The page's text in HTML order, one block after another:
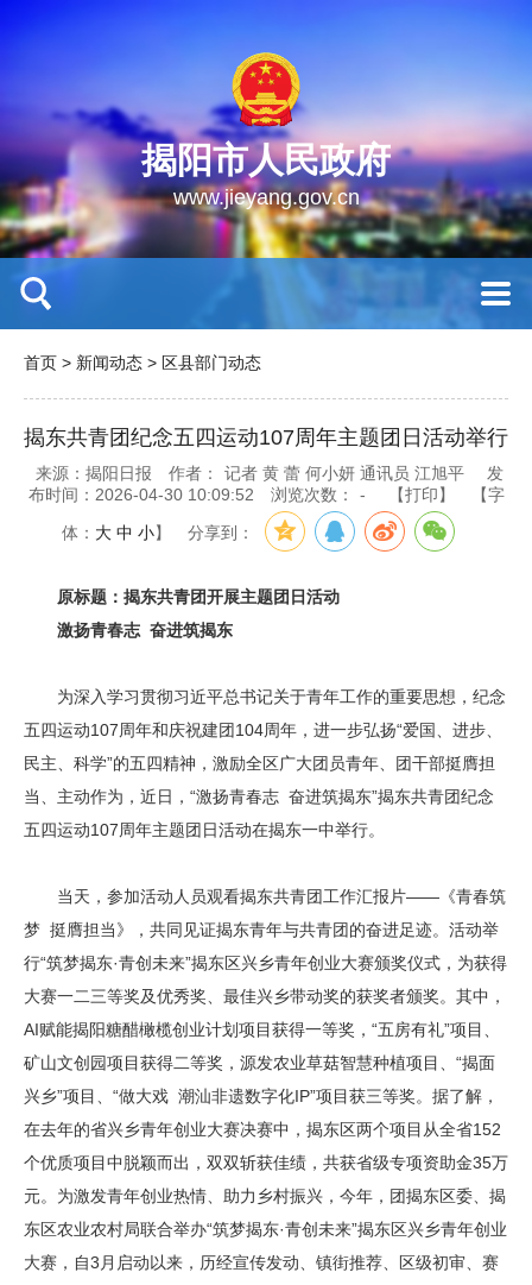
揭阳市人民政府
www.jieyang.gov.cn
首页 > 新闻动态 > 区县部门动态
揭东共青团纪念五四运动107周年主题团日活动举行
来源：揭阳日报 作者： 记者 黄 蕾 何小妍 通讯员 江旭平
发
布时间：2026-04-30 10:09:52
浏览次数： - 【打印】 【字
体： 大 中 小】 分享到：
原标题：揭东共青团开展主题团日活动
激扬青春志 奋进筑揭东
为深入学习贯彻习近平总书记关于青年工作的重要思想，纪念
五四运动107周年和庆祝建团104周年，进一步弘扬“爱国、进步、
民主、科学”的五四精神，激励全区广大团员青年、团干部挺膺担
当、主动作为，近日，“激扬青春志 奋进筑揭东”揭东共青团纪念
五四运动107周年主题团日活动在揭东一中举行。
当天，参加活动人员观看揭东共青团工作汇报片——《青春筑
梦 挺膺担当》，共同见证揭东青年与共青团的奋进足迹。活动举
行“筑梦揭东·青创未来”揭东区兴乡青年创业大赛颁奖仪式，为获得
大赛一二三等奖及优秀奖、最佳兴乡带动奖的获奖者颁奖。其中，
AI赋能揭阳糖醋橄榄创业计划项目获得一等奖，“五房有礼”项目、
矿山文创园项目获得二等奖，源发农业草菇智慧种植项目、“揭面
兴乡”项目、“做大戏 潮汕非遗数字化IP”项目获三等奖。据了解，
在去年的省兴乡青年创业大赛决赛中，揭东区两个项目从全省152
个优质项目中脱颖而出，双双斩获佳绩，共获省级专项资助金35万
元。为激发青年创业热情、助力乡村振兴，今年，团揭东区委、揭
东区农业农村局联合举办“筑梦揭东·青创未来”揭东区兴乡青年创业
大赛，自3月启动以来，历经宣传发动、镇街推荐、区级初审、赛